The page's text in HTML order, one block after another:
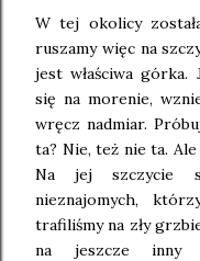
W tej okolicy
ruszamy więc na
jest właściwa górka.
się na morenie,
wręcz nadmiar.
ta? Nie, też nie ta.
Na jej szczycie
nieznajomych,
trafiliśmy na zły
na jeszcze inny